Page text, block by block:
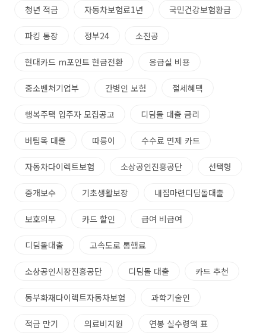
청년 적금 자동차보험료1년 국민건강보험환급
파킹 통장 정부24 소진공
현대카드 m포인트 현금전환 응급실 비용
중소벤처기업부 간병인 보험 절세혜택
행복주택 입주자 모집공고 디딤돌 대출 금리
버팀목 대출 따릉이 수수료 면제 카드
자동차다이렉트보험 소상공인진흥공단 선택형
중개보수 기초생활보장 내집마련디딤돌대출
보호의무 카드 할인 급여 비급여
디딤돌대출 고속도로 통행료
소상공인시장진흥공단 디딤돌 대출 카드 추천
동부화재다이렉트자동차보험 과학기술인
적금 만기 의료비지원 연봉 실수령액 표